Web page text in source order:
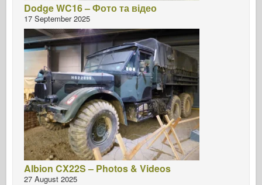
Dodge WC16 – Фото та відео
17 September 2025
Albion CX22S – Photos & Videos
27 August 2025